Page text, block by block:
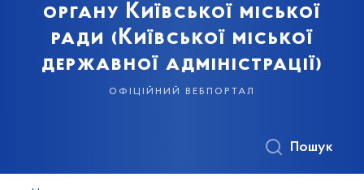
органу Київської міської
ради (Київської міської
державної адміністрації)
офіційний вебпортал
Пошук